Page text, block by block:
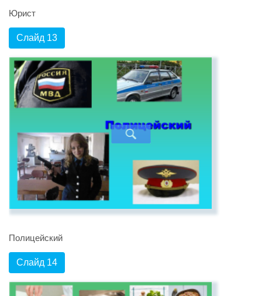
Юрист
Слайд 13
Полицейский
Слайд 14